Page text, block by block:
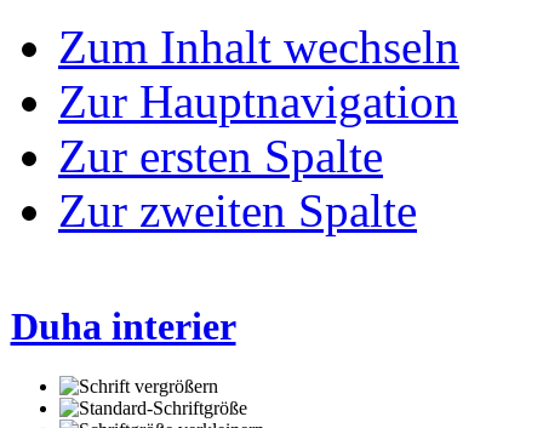
Zum Inhalt wechseln
Zur Hauptnavigation
Zur ersten Spalte
Zur zweiten Spalte
Duha interier